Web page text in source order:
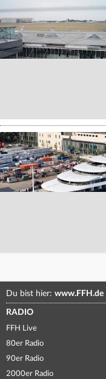
Du bist hier: www.FFH.de
RADIO
FFH Live
80er Radio
90er Radio
2000er Radio